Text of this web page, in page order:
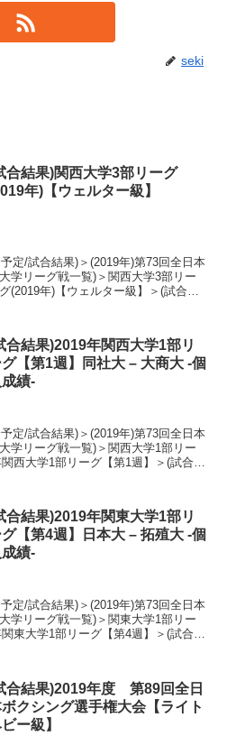
seki
合結果)関西大学3部リーグ
年)【ウェルター級】
定/試合結果)＞(2019年)第73回全日本
学リーグ戦一覧)＞関西大学3部リー
(2019年)【ウェルター級】＞(試合結
合結果)2019年関西大学1部リ
【第1週】同社大 – 大商大 -個
成績-
定/試合結果)＞(2019年)第73回全日本
学リーグ戦一覧)＞関西大学1部リー
西大学1部リーグ【第1週】＞(試合結
合結果)2019年関東大学1部リ
【第4週】日本大 – 拓殖大 -個
成績-
定/試合結果)＞(2019年)第73回全日本
学リーグ戦一覧)＞関東大学1部リー
東大学1部リーグ【第4週】＞(試合結
合結果)2019年度 第89回全日
クシング選手権大会【ライト
ー級】